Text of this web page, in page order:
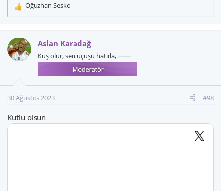
T
k
i
l
Oğuzhan Sesko
Aslan Karadağ
Kuş ölür, sen uçuşu hatırla,
30 Ağustos 2023 #98
Kutlu olsun